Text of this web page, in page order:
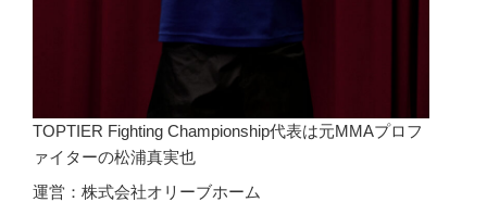
TOPTIER Fighting Championship代表は元MMAプロフ
ァイターの松浦真実也
運営：株式会社オリーブホーム